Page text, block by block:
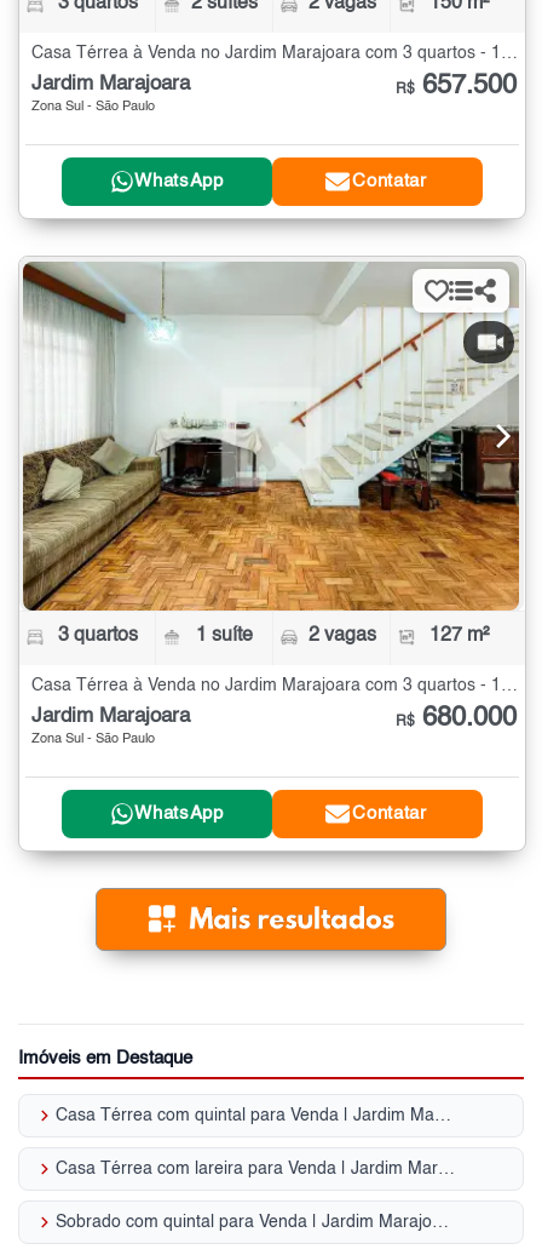
Jardim Marajoara
Zona Sul - São Paulo
R$ 657.500
WhatsApp Contatar
3 quartos 1 suíte 2 vagas 127 m²
Jardim Marajoara
Zona Sul - São Paulo
R$ 680.000
WhatsApp Contatar
Imóveis em Destaque
keyboard_arrow_right Casa Térrea com quintal para Venda | Jardim Marajoara
keyboard_arrow_right Casa Térrea com lareira para Venda | Jardim Marajoara
keyboard_arrow_right Sobrado com quintal para Venda | Jardim Marajoara